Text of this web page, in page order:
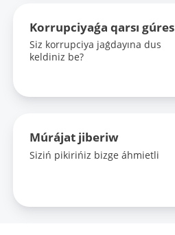
Korrupciyaǵa qarsı gúres
Siz korrupciya jaǵdayına dus
keldiniz be?
Múrájat jiberiw
Siziń pikirińiz bizge áhmietli